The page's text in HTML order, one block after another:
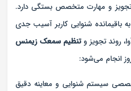
تجویز و مهارت متخصص بستگی دارد.
باقیمانده شنوایی کاربر آسیب جدی
روند تجویز وتنظیم سمعک زیمنس
انجام می‌شود:
سیستم شنوایی و معاینه دقیق